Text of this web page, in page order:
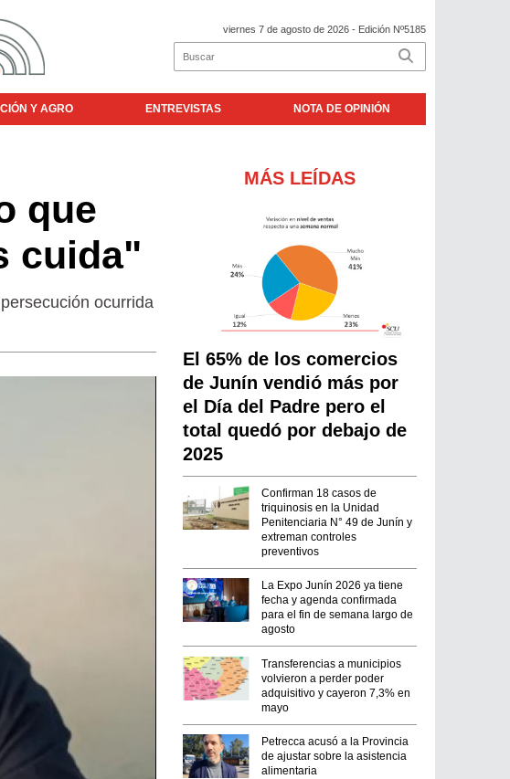
viernes 7 de agosto de 2026 - Edición Nº5185
Y AGRO ENTREVISTAS NOTA DE OPINIÓN
que
cuida"
ocurrida
MÁS LEÍDAS
El 65% de los comercios
de Junín vendió más por
el Día del Padre pero el
total quedó por debajo de
2025
Confirman 18 casos de
triquinosis en la Unidad
Penitenciaria N° 49 de Junín y
extreman controles
preventivos
La Expo Junín 2026 ya tiene
fecha y agenda confirmada
para el fin de semana largo de
agosto
Transferencias a municipios
volvieron a perder poder
adquisitivo y cayeron 7,3% en
mayo
Petrecca acusó a la Provincia
de ajustar sobre la asistencia
alimentaria